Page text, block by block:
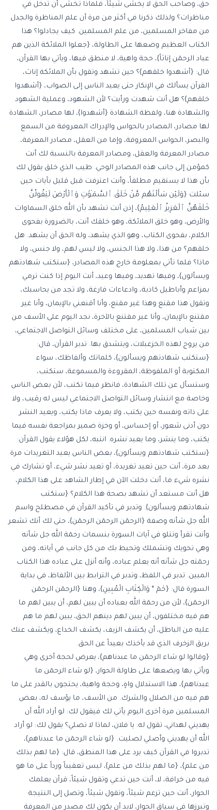
حق، وصاحب الحق لا يخشى شيئاً، فلماذا تخشى أن تدخل في
مناظرات؟ ولذلك ذكرنا في أكثر من مرة أن علم المناظرة والجدل
من مفاخر المسلمين، من علم المسلمين. كيف يجادلوا؟ هذا
الكتاب العظيم وضعها على الطاولة، {جعلوا الملائكة الذين هم
عباد الرحمٓن إناثاً}، حجة واهية، لا منطق فيها، ويأتي بها القرآن،
قال: {أشهدوا خلقهم}؟ حين تشهد وتقول بأن الملائكة إناث،
القرآن يسألك في الإنكار حتى يعيد الناس إلى الصواب، {أشهدوا
خلقهم}؟ هل أنت شهدت ورأيت؟ لأن الشهود، وعملية الشهود
والشهادة هنا، ولفظة الشهادة {أشهدوا}، لها مصادر، الشهادة
لها مصادر، المصادر بالحواس والإدراك المعروفة من السمع
والبصر، الحواس المعروفة، وإما من العقل، مصادر المعرفة،
مصادر المعرفة والعقل، ومصادر المعرفة بالنسبة لك أنت
كمؤمن إلى جانب هذه المصادر الوحي. طيب الذي خلق يقول لك
بأن هذا لا يستقيم مطلقاً، وأنت اعترفت قبل قليل بآيات حين
سئلت {وَلَئِن سَأَلْتَهُم مَّنْ خَلَقَ ٱلسَّمَـٰوَٰتِ وَٱلْأَرْضَ لَيَقُولُنَّ
خَلَقَهُنَّ ٱلْعَزِيزُ ٱلْعَلِيمُ}، إذن أنت تشهد بأن الله خلق السماوات
والأرض، وهو خلق الملائكة، وهو خلقك أنت، بالضرورة بفحوى
الكلام، بفحوى الكتاب، وهو الذي يشهد، وله الحق أن يشهد. هل
خلقهم؟ من هذا، ولا هذا الجنس، ولا ليس لهم، ولا جنس، ولا
ماذا؟ فلما تأتي بمعلومة خارج هذه المصادر، {ستكتب شهادتهم
ويسألون}، وفيها تهديد، وفيها وعيد، أنت اليوم إذا كنت ترمي
بمزاعم وأباطيل كاذبة، وادعاءات فارغة، ولا تجد من يحاسبك،
وتقول هذا مقنع وهذا غير مقنع، وأنا أقنعني بالإيمان، وأنا غير
مقتنع بالإيمان، وأنا غير مقتنع بالآخرة، نجد اليوم على الأسف من
بين شباب المسلمين، على مختلف وسائل التواصل الاجتماعي،
من يروج لهذه الخزعبلات، ويتشدق بها. تدبر القرآن، قال:
{ستكتب شهادتهم ويسألون}، كلماتك وألفاظك، سواء
المكتوبة أو الملفوظة، المقروءة والمسموعة، ستكتب،
وستسأل عن تلك الشهادة، فانظر فيما تكتب، لأن بعض الناس
وخاصة مع انتشار وسائل التواصل الاجتماعي ليس له رقيب، ولا
على ذاته ونفسه حين يكتب، ولا يعرف ماذا يكتب، ويعيد النشر
دون أدنى شعور، أو إحساس، أو وخزة ضمير بمراجعة نفسه فيما
يكتب، وما ينشر، وما يعيد نشره. انتبه، لكل هؤلاء يقول القرآن:
{ستكتب شهادتهم ويسألون}، بعض الناس يعيد التغريدات مرة
بعد مرة، أنت حين تعيد تغريدة، أو تعيد نشر شيء، أو تشارك في
نشره شيء ما، أنت دخلت الآن في إطار الشاهد على هذا الكلام،
هل أنت مستعد أن تشهد بصحة هذا الكلام؟ {ستكتب
شهادتهم ويسألون}. وتدبر في تأكيد القرآن في مصطلح واسم
الله جل شأنه وصفة {الرحمٓن الرحمٓن الرحمٓن}، حتى لك أنك تشعر
وأنت تقرأ وتتلو في آيات السورة بنسمات رحمٓة الله جل شأنه
وهي تحويك وتشملك وتحيط بك من كل جانب في آياته، ومن
رحمٓته جل شأنه أنه يعلم عباده، وأنه أنزل على عباده هذا الكتاب
المبين. تدبر في اللفظ، وتدبر في الترابط بين الألفاظ، في بداية
السورة قال: {حٰمٓ * وَالْكِتَابِ الْمُبِينِ}، وهنا {الرحمٓن الرحمٓن
الرحمٓن}، لأن من رحمٓة الله بعباده أن يبين لهم، أن يبين لهم ما
هم فيه مختلفون، أن يبين لهم دينهم الحق، يبين لهم ما هم
عليه من الباطل، أن يكشف الزيف، يكشف الخداع، ويكشف عنك
بريق الزخرف الذي قد يأخذك بعيداً عن الحق.
{وقالوا لو شاء الرحمٓن ما عبدناهم}، يعرض لحجة أخرى وهي
ويأتي بها ويضعها على طاولة الحوار، {لو شاء الرحمٓن ما
عبدناهم}، هذا الاستدلال واهٍ، وحجة واهية، يحتجون بالقدر على ما
هم فيه من الضلال والشرك. من الأسف، ما يؤسف له، بعض
المسلمين مرة أخرى اليوم يأتي لك فيقول لك: لو أراد الله أن
يهديني لهداني، تقول له: يا فلان، لماذا لا تصلي؟ يقول لك: لو أراد
الله أن يهديني وأصلي لصليت. {لو شاء الرحمٓن ما عبدناهم}،
تدبروا في القرآن كيف يرد على هذا المنطق، قال: {ما لهم بذلك
من علم}، {ما لهم بذلك من علم}، ليس تعقيباً ورداً على ما هو
فيه من خرافة، لا، أنت حين تدعي وتقول شيئاً، قرآن يعلمك
الحوار، أنت حين تزعم شيئاً، وتقول شيئاً، وتصل إلى النتيجة
وتبرزها في سياق الحوار، لابد أن يكون لك مصدر من المعرفة